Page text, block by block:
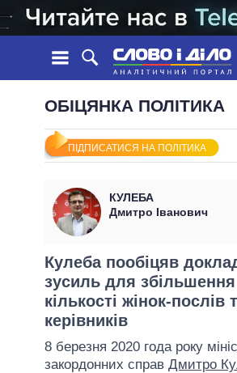
НОВИНИ
СТРІЧКА
ПОДІЇ
СТАТТІ
ДУМКИ
ОГЛЯДИ
ДАЙДЖЕСТИ
СВІТ
ОБIЦЯНКИ
УСІ ПОЛІТИКИ
ПРЕЗИДЕНТ І ОФІС
ВЕРХОВНА РАДА
КАБІНЕТ МІНІСТРІВ
ГОЛОВИ ОБЛАДМІНІСТРАЦІЙ
МЕРИ МІСТ
ВСІ ПЕРСОНИ
ІНФОГРАФІКА
ПІДТРИМАТИ
ПОРІВНЯННЯ
ОБІЦЯНКА ПОЛІТИКА
ПІДПИСАТИСЯ НА ПОЛІТИКА
КУЛЕБА
Дмитро Іванович
Кулеба пообіцяв
зусиль для збільшення
кількості жінок-послів
керівників
8 березня 2020 года року
закордонних справ Дмитро